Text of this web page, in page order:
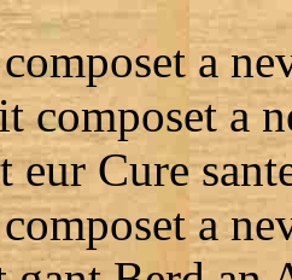
a
composet a
eur Cure
a